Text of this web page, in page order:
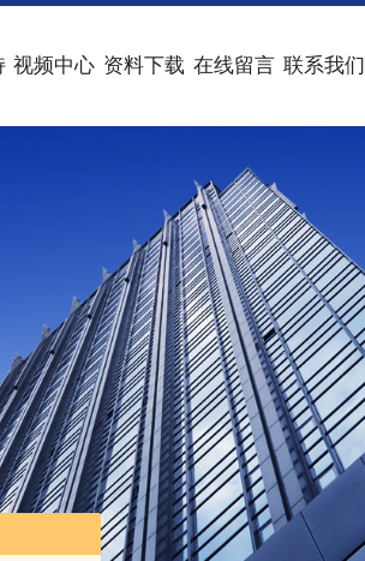
视频中心 资料下载 在线留言 联系我们